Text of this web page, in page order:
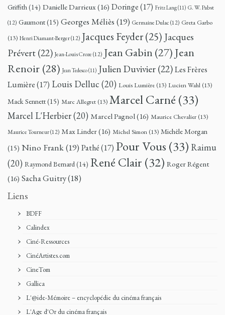
Griffith(14) Danielle Darrieux(16) Doringe(17) Fritz Lang(11) G. W. Pabst
(12) Gaumont(15) Georges Méliès (19) Germaine Dulac (12) Greta Garbo
(13) Henri Diamant-Berger(12) Jacques Feyder(25) Jacques
Prévert(22) Jean-Louis Croze (12) Jean Gabin (27) Jean
Renoir (28) Jean Tedesco(11) Julien Duvivier(22)Les Frères
Lumière(17) Louis Delluc (20) Louis Lumière (13) Lucien Wahl (13)
Mack Sennett(15) Marc Allegret (13) Marcel Carné (33)
Marcel L'Herbier(20) Marcel Pagnol(16) Maurice Chevalier (13)
Maurice Tourneur(12) Max Linder(16) Michel Simon (13) Michèle Morgan
(15) Nino Frank(19) Pathé(17) Pour Vous (33) Raimu
(20) Raymond Bernard(14) René Clair (32) Roger Régent
(16) Sacha Guitry(18)
Liens
BDFF
Calindex
Ciné-Ressources
CinéArtistes.com
CineTom
Gallica
L'@ide-Mémoire – encyclopédie du cinéma français
L'Age d'Or du cinéma français